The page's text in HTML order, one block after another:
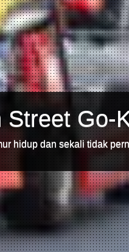
Go-
hidup dan sekali tidak